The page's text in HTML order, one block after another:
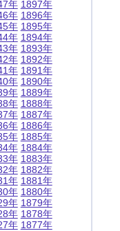
年
年
年
年
年
年
年
年
年
年
年
年
年
年
年
年
年
年
年
年
年
1897年
1896年
1895年
1894年
1893年
1892年
1891年
1890年
1889年
1888年
1887年
1886年
1885年
1884年
1883年
1882年
1881年
1880年
1879年
1878年
1877年